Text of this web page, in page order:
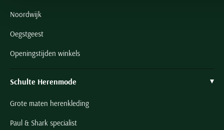
Noordwijk
Oegstgeest
Openingstijden winkels
Schulte Herenmode
Grote maten herenkleding
Paul & Shark specialist